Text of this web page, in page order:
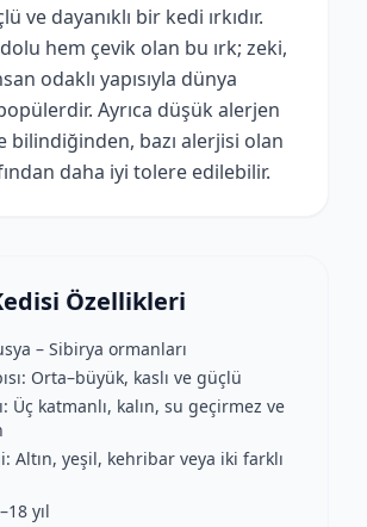
ve dayanıklı bir kedi ırkıdır.
hem çevik olan bu ırk; zeki,
odaklı yapısıyla dünya
Ayrıca düşük alerjen
bilindiğinden, bazı alerjisi olan
daha iyi tolere edilebilir.
Özellikleri
– Sibirya ormanları
Orta–büyük, kaslı ve güçlü
Üç katmanlı, kalın, su geçirmez ve
Altın, yeşil, kehribar veya iki farklı
yıl